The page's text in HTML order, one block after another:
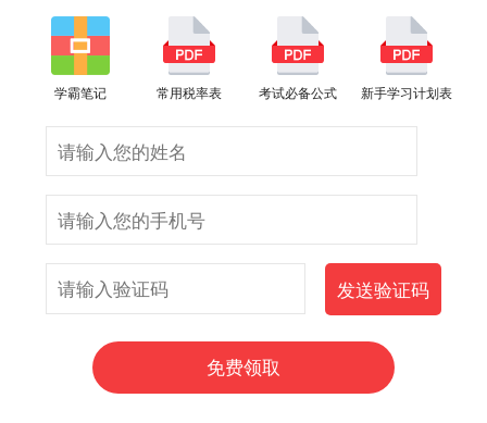
学霸笔记 常用税率表 考试必备公式 新手学习计划表